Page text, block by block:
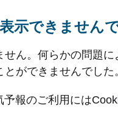
示できません
せん。何らかの問題に
とができませんでした
予報のご利用には